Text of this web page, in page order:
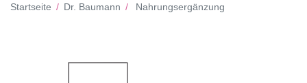
Startseite Dr. Baumann Nahrungsergänzung